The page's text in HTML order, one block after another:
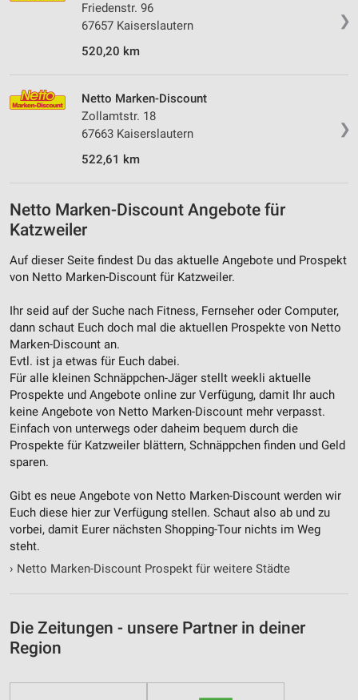
❯
Friedenstr. 96
67657 Kaiserslautern
520,20 km
❯
Netto Marken-Discount
Zollamtstr. 18
67663 Kaiserslautern
522,61 km
Netto Marken-Discount Angebote für
Katzweiler
Auf dieser Seite findest Du das aktuelle Angebote und Prospekt
von Netto Marken-Discount für Katzweiler.
Ihr seid auf der Suche nach Fitness, Fernseher oder Computer,
dann schaut Euch doch mal die aktuellen Prospekte von Netto
Marken-Discount an.
Evtl. ist ja etwas für Euch dabei.
Für alle kleinen Schnäppchen-Jäger stellt weekli aktuelle
Prospekte und Angebote online zur Verfügung, damit Ihr auch
keine Angebote von Netto Marken-Discount mehr verpasst.
Einfach von unterwegs oder daheim bequem durch die
Prospekte für Katzweiler blättern, Schnäppchen finden und Geld
sparen.
Gibt es neue Angebote von Netto Marken-Discount werden wir
Euch diese hier zur Verfügung stellen. Schaut also ab und zu
vorbei, damit Eurer nächsten Shopping-Tour nichts im Weg
steht.
› Netto Marken-Discount Prospekt für weitere Städte
Die Zeitungen - unsere Partner in deiner
Region